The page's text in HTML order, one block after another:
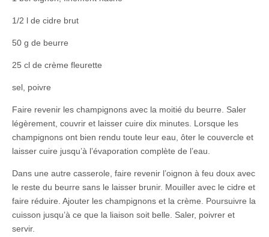
1/2 l de cidre brut
50 g de beurre
25 cl de crème fleurette
sel, poivre
Faire revenir les champignons avec la moitié du beurre. Saler
légèrement, couvrir et laisser cuire dix minutes. Lorsque les
champignons ont bien rendu toute leur eau, ôter le couvercle et
laisser cuire jusqu’à l’évaporation complète de l’eau.
Dans une autre casserole, faire revenir l’oignon à feu doux avec
le reste du beurre sans le laisser brunir. Mouiller avec le cidre et
faire réduire. Ajouter les champignons et la crème. Poursuivre la
cuisson jusqu’à ce que la liaison soit belle. Saler, poivrer et
servir.